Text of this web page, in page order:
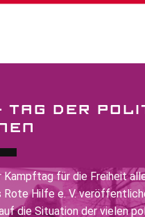
TAG DER
Kampftag für die Freiheit
Rote Hilfe e. V.
die Situation der vielen